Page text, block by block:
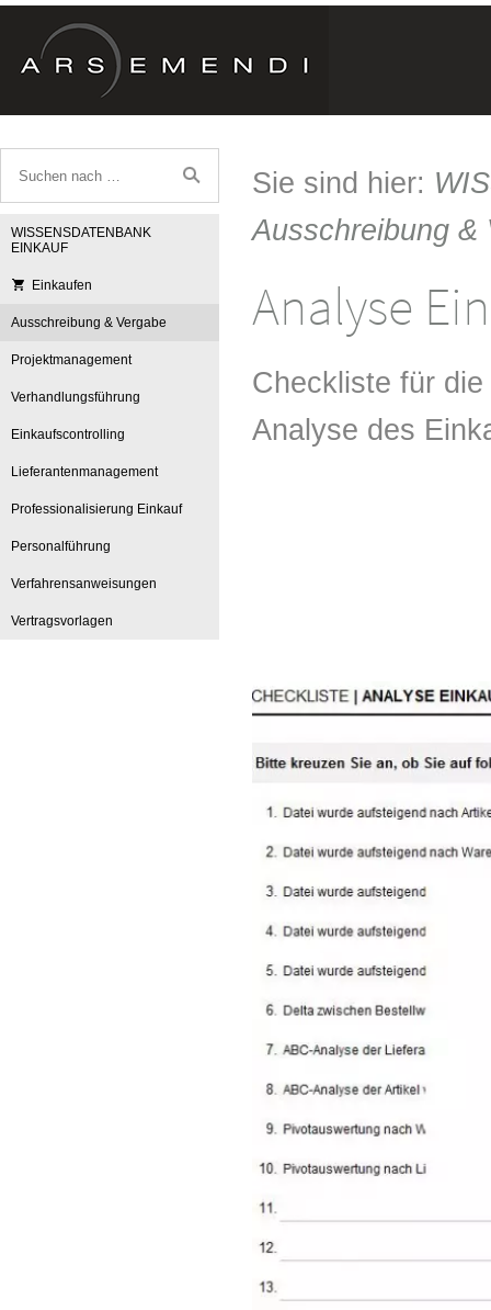
WISSENSDATENBANK
EINKAUF
Einkaufen
Ausschreibung & Vergabe
Projektmanagement
Verhandlungsführung
Einkaufscontrolling
Lieferantenmanagement
Professionalisierung Einkauf
Personalführung
Verfahrensanweisungen
Vertragsvorlagen
Sie sind hier:
Ausschreibung &
Analyse
Checkliste für
Analyse des